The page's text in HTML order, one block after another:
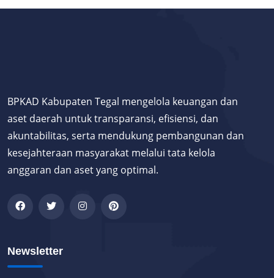
BPKAD Kabupaten Tegal mengelola keuangan dan
aset daerah untuk transparansi, efisiensi, dan
akuntabilitas, serta mendukung pembangunan dan
kesejahteraan masyarakat melalui tata kelola
anggaran dan aset yang optimal.
Newsletter